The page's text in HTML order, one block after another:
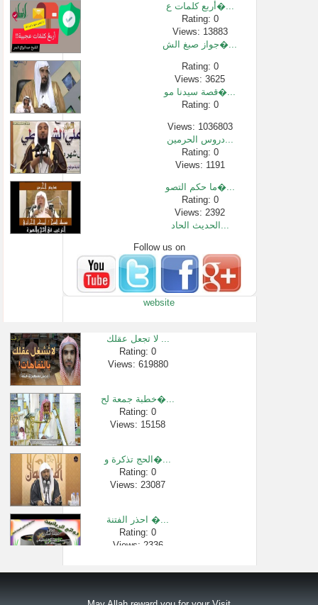
أربع كلمات ع�...
Rating: 0
Views: 13883
جواز صبغ الش�...
Rating: 0
Views: 3625
قصة سيدنا مو�...
Rating: 0
Views: 1036803
دروس الحرمين...
Rating: 0
Views: 1191
ما حكم التصو�...
Rating: 0
Views: 2392
الحديث الحاد...
Rating: 0
Views: 5864
مالعبرة التي...
Rating: 0
Views: 19356
Follow us on
website
لا تجعل عقلك ...
Rating: 0
Views: 619880
خطبة جمعة لح�...
Rating: 0
Views: 15158
الحج تذكرة و�...
Rating: 0
Views: 23087
احذر الفتنة �...
Rating: 0
Views: 2336